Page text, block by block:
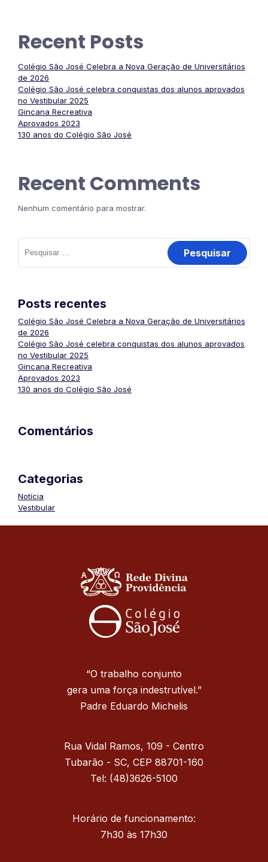
Recent Posts
Colégio São José Celebra a Nova Geração de Universitários
de 2026
Colégio São José celebra conquistas dos alunos aprovados
no Vestibular 2025
Gincana Recreativa
Aprovados 2023
130 anos do Colégio São José
Recent Comments
Nenhum comentário para mostrar.
Pesquisar
por:
Posts recentes
Colégio São José Celebra a Nova Geração de Universitários
de 2026
Colégio São José celebra conquistas dos alunos aprovados
no Vestibular 2025
Gincana Recreativa
Aprovados 2023
130 anos do Colégio São José
Comentários
Categorias
Notícia
Vestibular
“O trabalho conjunto
gera uma força indestrutível.”
Padre Eduardo Michelis
Rua Vidal Ramos, 109 - Centro
Tubarão - SC, CEP 88701-160
Tel: (48)3626-5100
Horário de funcionamento:
7h30 às 17h30